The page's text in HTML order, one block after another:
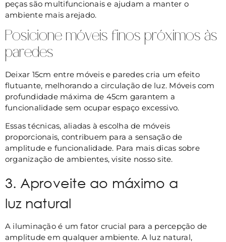
peças são multifuncionais e ajudam a manter o
ambiente mais arejado.
Posicione móveis finos próximos às
paredes
Deixar 15cm entre móveis e paredes cria um efeito
flutuante, melhorando a circulação de luz. Móveis com
profundidade máxima de 45cm garantem a
funcionalidade sem ocupar espaço excessivo.
Essas técnicas, aliadas à escolha de móveis
proporcionais, contribuem para a sensação de
amplitude e funcionalidade. Para mais dicas sobre
organização de ambientes, visite nosso site.
3. Aproveite ao máximo a
luz natural
A iluminação é um fator crucial para a percepção de
amplitude em qualquer ambiente. A luz natural,